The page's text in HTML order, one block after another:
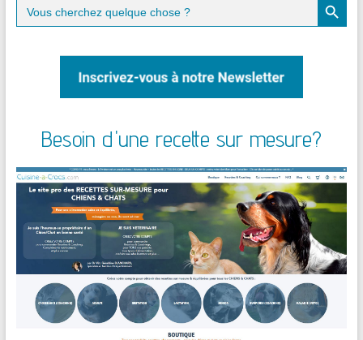
Search
for:
Besoin d'une recette sur mesure?